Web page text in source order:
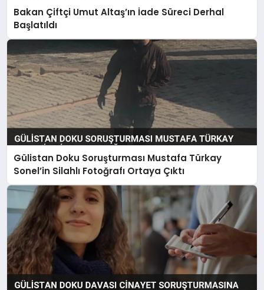
MAGAZIN
SAĞLIK
SPOR
TEKNOLOJI
YAŞAM
Bakan Çiftçi Umut Altaş’ın İade Süreci Derhal
Başlatıldı
Gülistan Doku Soruşturması Mustafa Türkay
Sonel’in Silahlı Fotoğrafı Ortaya Çıktı